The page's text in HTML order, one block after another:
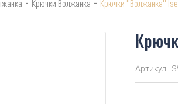
- Крючки Волжанка - Крючки "Волжанка"
Артикул: